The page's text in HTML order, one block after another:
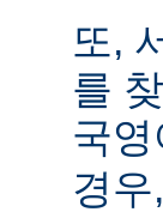
또,
를
국
경